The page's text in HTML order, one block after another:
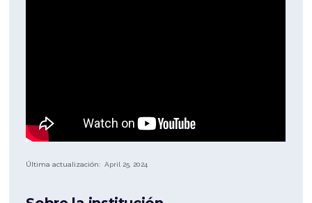
Última actualización: April 25, 2024